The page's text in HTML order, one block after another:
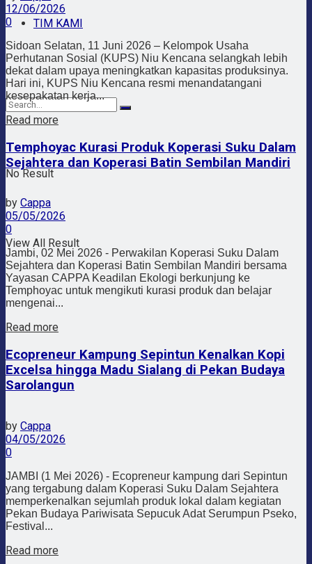
TIM KAMI
No Result
View All Result
12/06/2026
0
Sidoan Selatan, 11 Juni 2026 – Kelompok Usaha
Perhutanan Sosial (KUPS) Niu Kencana selangkah lebih
dekat dalam upaya meningkatkan kapasitas produksinya.
Hari ini, KUPS Niu Kencana resmi menandatangani
kesepakatan kerja...
Read more
Temphoyac Kurasi Produk Koperasi Suku Dalam
Sejahtera dan Koperasi Batin Sembilan Mandiri
by Cappa
05/05/2026
0
Jambi, 02 Mei 2026 - Perwakilan Koperasi Suku Dalam
Sejahtera dan Koperasi Batin Sembilan Mandiri bersama
Yayasan CAPPA Keadilan Ekologi berkunjung ke
Temphoyac untuk mengikuti kurasi produk dan belajar
mengenai...
Read more
Ecopreneur Kampung Sepintun Kenalkan Kopi
Excelsa hingga Madu Sialang di Pekan Budaya
Sarolangun
by Cappa
04/05/2026
0
JAMBI (1 Mei 2026) - Ecopreneur kampung dari Sepintun
yang tergabung dalam Koperasi Suku Dalam Sejahtera
memperkenalkan sejumlah produk lokal dalam kegiatan
Pekan Budaya Pariwisata Sepucuk Adat Serumpun Pseko,
Festival...
Read more